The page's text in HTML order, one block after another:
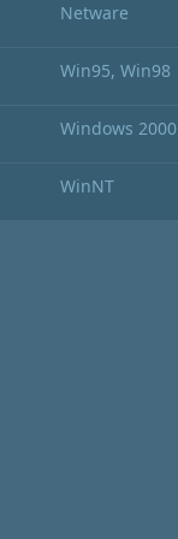
Netware
Win95, Win98
Windows 2000
WinNT